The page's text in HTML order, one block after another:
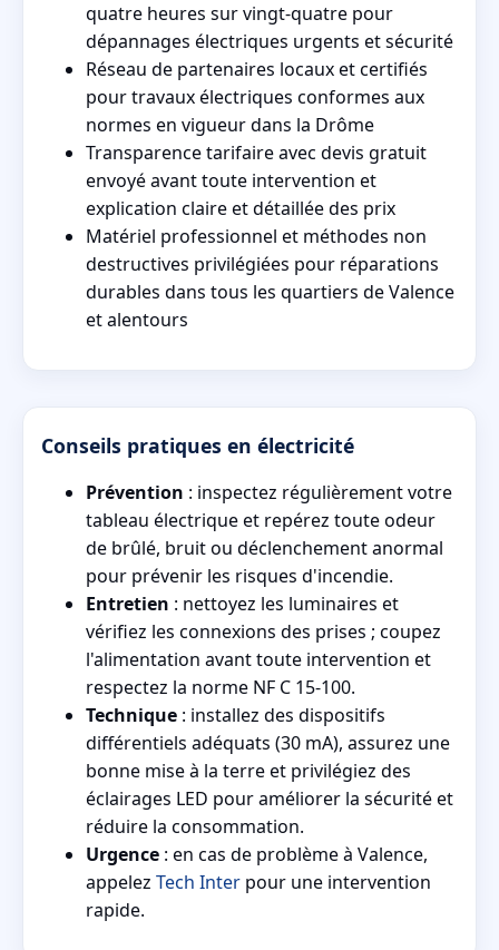
quatre heures sur vingt-quatre pour
dépannages électriques urgents et sécurité
Réseau de partenaires locaux et certifiés
pour travaux électriques conformes aux
normes en vigueur dans la Drôme
Transparence tarifaire avec devis gratuit
envoyé avant toute intervention et
explication claire et détaillée des prix
Matériel professionnel et méthodes non
destructives privilégiées pour réparations
durables dans tous les quartiers de Valence
et alentours
Conseils pratiques en électricité
Prévention : inspectez régulièrement votre
tableau électrique et repérez toute odeur
de brûlé, bruit ou déclenchement anormal
pour prévenir les risques d'incendie.
Entretien : nettoyez les luminaires et
vérifiez les connexions des prises ; coupez
l'alimentation avant toute intervention et
respectez la norme NF C 15-100.
Technique : installez des dispositifs
différentiels adéquats (30 mA), assurez une
bonne mise à la terre et privilégiez des
éclairages LED pour améliorer la sécurité et
réduire la consommation.
Urgence : en cas de problème à Valence,
appelez Tech Inter pour une intervention
rapide.